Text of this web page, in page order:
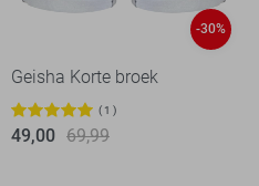
-30%
Geisha Korte broek
1
49,00 69,99